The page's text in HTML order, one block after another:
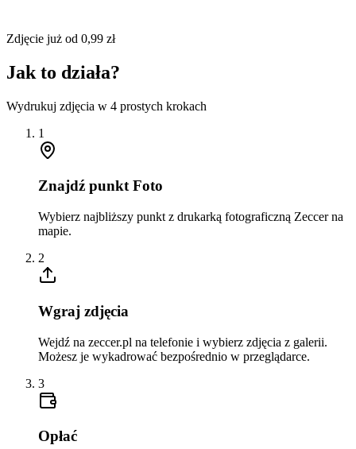
Zdjęcie już od 0,99 zł
Jak to działa?
Wydrukuj zdjęcia w 4 prostych krokach
1
Znajdź punkt Foto
Wybierz najbliższy punkt z drukarką fotograficzną Zeccer na
mapie.
2
Wgraj zdjęcia
Wejdź na zeccer.pl na telefonie i wybierz zdjęcia z galerii.
Możesz je wykadrować bezpośrednio w przeglądarce.
3
Opłać